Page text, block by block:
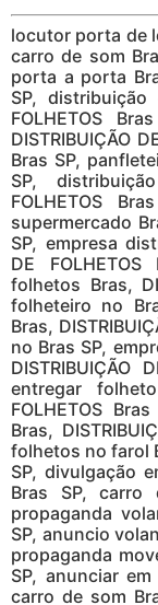
locutor porta de
carro de som
porta a porta
SP, distribuição
FOLHETOS
DISTRIBUIÇÃO
Bras SP,
SP,
FOLHETOS
supermercado
SP, empresa
DE
folhetos Bras,
folheteiro no
Bras,
no Bras SP,
DISTRIBUIÇÃO
entregar
FOLHETOS
Bras,
folhetos no farol
SP, divulgação
Bras SP, carro
propaganda
SP, anuncio
propaganda
SP, anunciar
carro de som